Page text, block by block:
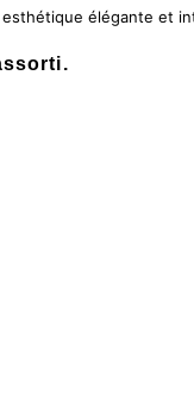
élégante et